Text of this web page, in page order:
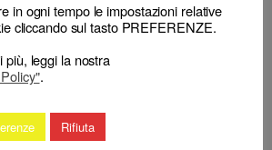
deliberativo – Determinazione –
Computo dei voti nulli e delle schede
regolamentare autonoma –
Ammissibilità →
in ogni tempo le impostazioni relative
cliccando sul tasto PREFERENZE.
più, leggi la nostra
.
Rifiuta